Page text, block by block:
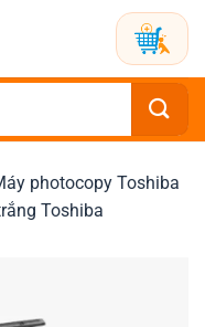
photocopy Toshiba
Toshiba